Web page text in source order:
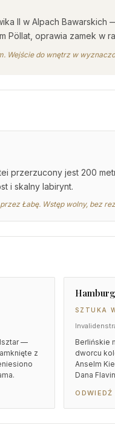
II w Alpach
Pöllat, oprawia zamek w
Wejście do wnętrz w
przerzucony jest 200
i skalny labirynt.
Łabę. Wstęp wolny, bez
Isztar —
z
SZTUKA
Berlińskie
dworcu
Anselm
Dana